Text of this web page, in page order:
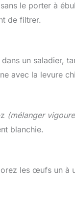
le porter à
de filtrer.
dans un saladier,
avec la levure
(mélanger
blanchie.
les œufs un à